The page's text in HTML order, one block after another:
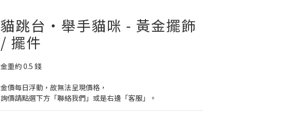
貓跳台・舉手貓咪 - 黃金擺飾
/ 擺件
金重約 0.5 錢
金價每日浮動，故無法呈現價格，
詢價請點選下方「聯絡我們」或是右邊「客服」。